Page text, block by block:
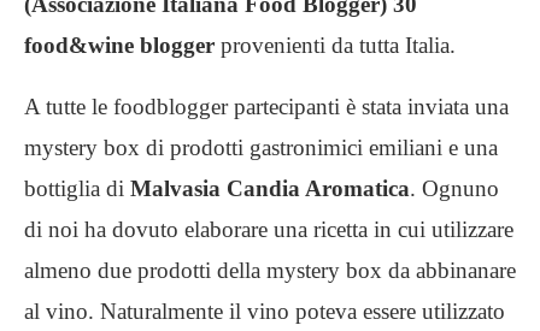
food&wine blogger provenienti da tutta Italia.
A tutte le foodblogger partecipanti è stata inviata una
mystery box di prodotti gastronimici emiliani e una
bottiglia di Malvasia Candia Aromatica. Ognuno
di noi ha dovuto elaborare una ricetta in cui utilizzare
almeno due prodotti della mystery box da abbinanare
al vino. Naturalmente il vino poteva essere utilizzato